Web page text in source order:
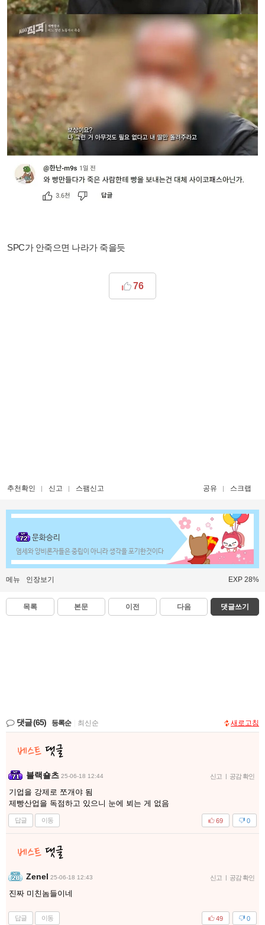
SPC가 안죽으면 나라가 죽을듯
76
추천확인 신고 스팸신고 공유 스크랩
문화승리
염세와 양비론자들은 중립이 아니라 생각을 포기한것이다
메뉴 인장보기 EXP 28%
목록 본문 이전 다음 댓글쓰기
댓글(65) 등록순 최신순 새로고침
블랙숄츠 25-06-18 12:44 신고 | 공감 확인
기업을 강제로 쪼개야 됨
제빵산업을 독점하고 있으니 눈에 뵈는 게 없음
답글 이동 0
69
Zenel 25-06-18 12:43 신고 | 공감 확인
진짜 미친놈들이네
답글 이동 0
49